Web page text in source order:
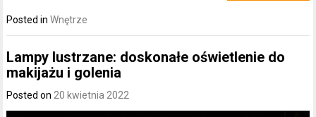
Posted inWnętrze
Lampy lustrzane: doskonałe oświetlenie do
makijażu i golenia
Posted on 20 kwietnia 2022